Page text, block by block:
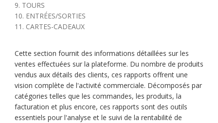
9. TOURS
10. ENTRÉES/SORTIES
11. CARTES-CADEAUX
Cette section fournit des informations détaillées sur les
ventes effectuées sur la plateforme. Du nombre de produits
vendus aux détails des clients, ces rapports offrent une
vision complète de l'activité commerciale. Décomposés par
catégories telles que les commandes, les produits, la
facturation et plus encore, ces rapports sont des outils
essentiels pour l'analyse et le suivi de la rentabilité de